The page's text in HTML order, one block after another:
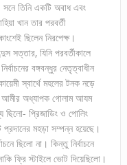
তিনি একটি অবাধ এবং
খান তার পরবর্তী
ছিলেন নিরপেক্ষ।
সত্তার, যিনি পরবর্তীকালে
বঙ্গবন্ধুর নেতৃত্বাধীন
স্বার্থে মহলের টনক নড়ে
আমীর অধ্যাপক গোলাম আযম
ছিলো- প্রিজাডিং ও পোলিং
মহড়া সম্পন্ন হয়েছে।
ছিলো না। কিন্তু নির্বাচনে
ফ্রি স্টাইলে ভোট দিয়েছিলো।